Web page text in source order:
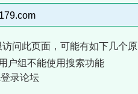
问此页面，可能有如下几个
户组不能使用搜索功能
录论坛